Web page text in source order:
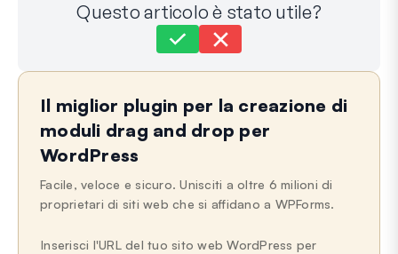
Questo articolo è stato utile?
Ancora bloccato?
Ultimo aggiornamento il 21 maggio 2024
Il miglior plugin per la creazione di
moduli drag and drop per
WordPress
Facile, veloce e sicuro. Unisciti a oltre 6 milioni di
proprietari di siti web che si affidano a WPForms.
Inserisci l'URL del tuo sito web WordPress per